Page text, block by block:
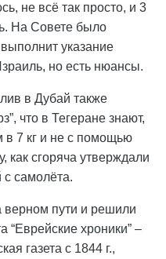
не всё так просто, и 3
На Совете было
указание
но есть нюансы.
в Дубай также
что в Тегеране знают,
7 кг и не с помощью
как сгоряча утверждали
с самолёта.
пути и решили
“Еврейские хроники” –
газета с 1844 г.,